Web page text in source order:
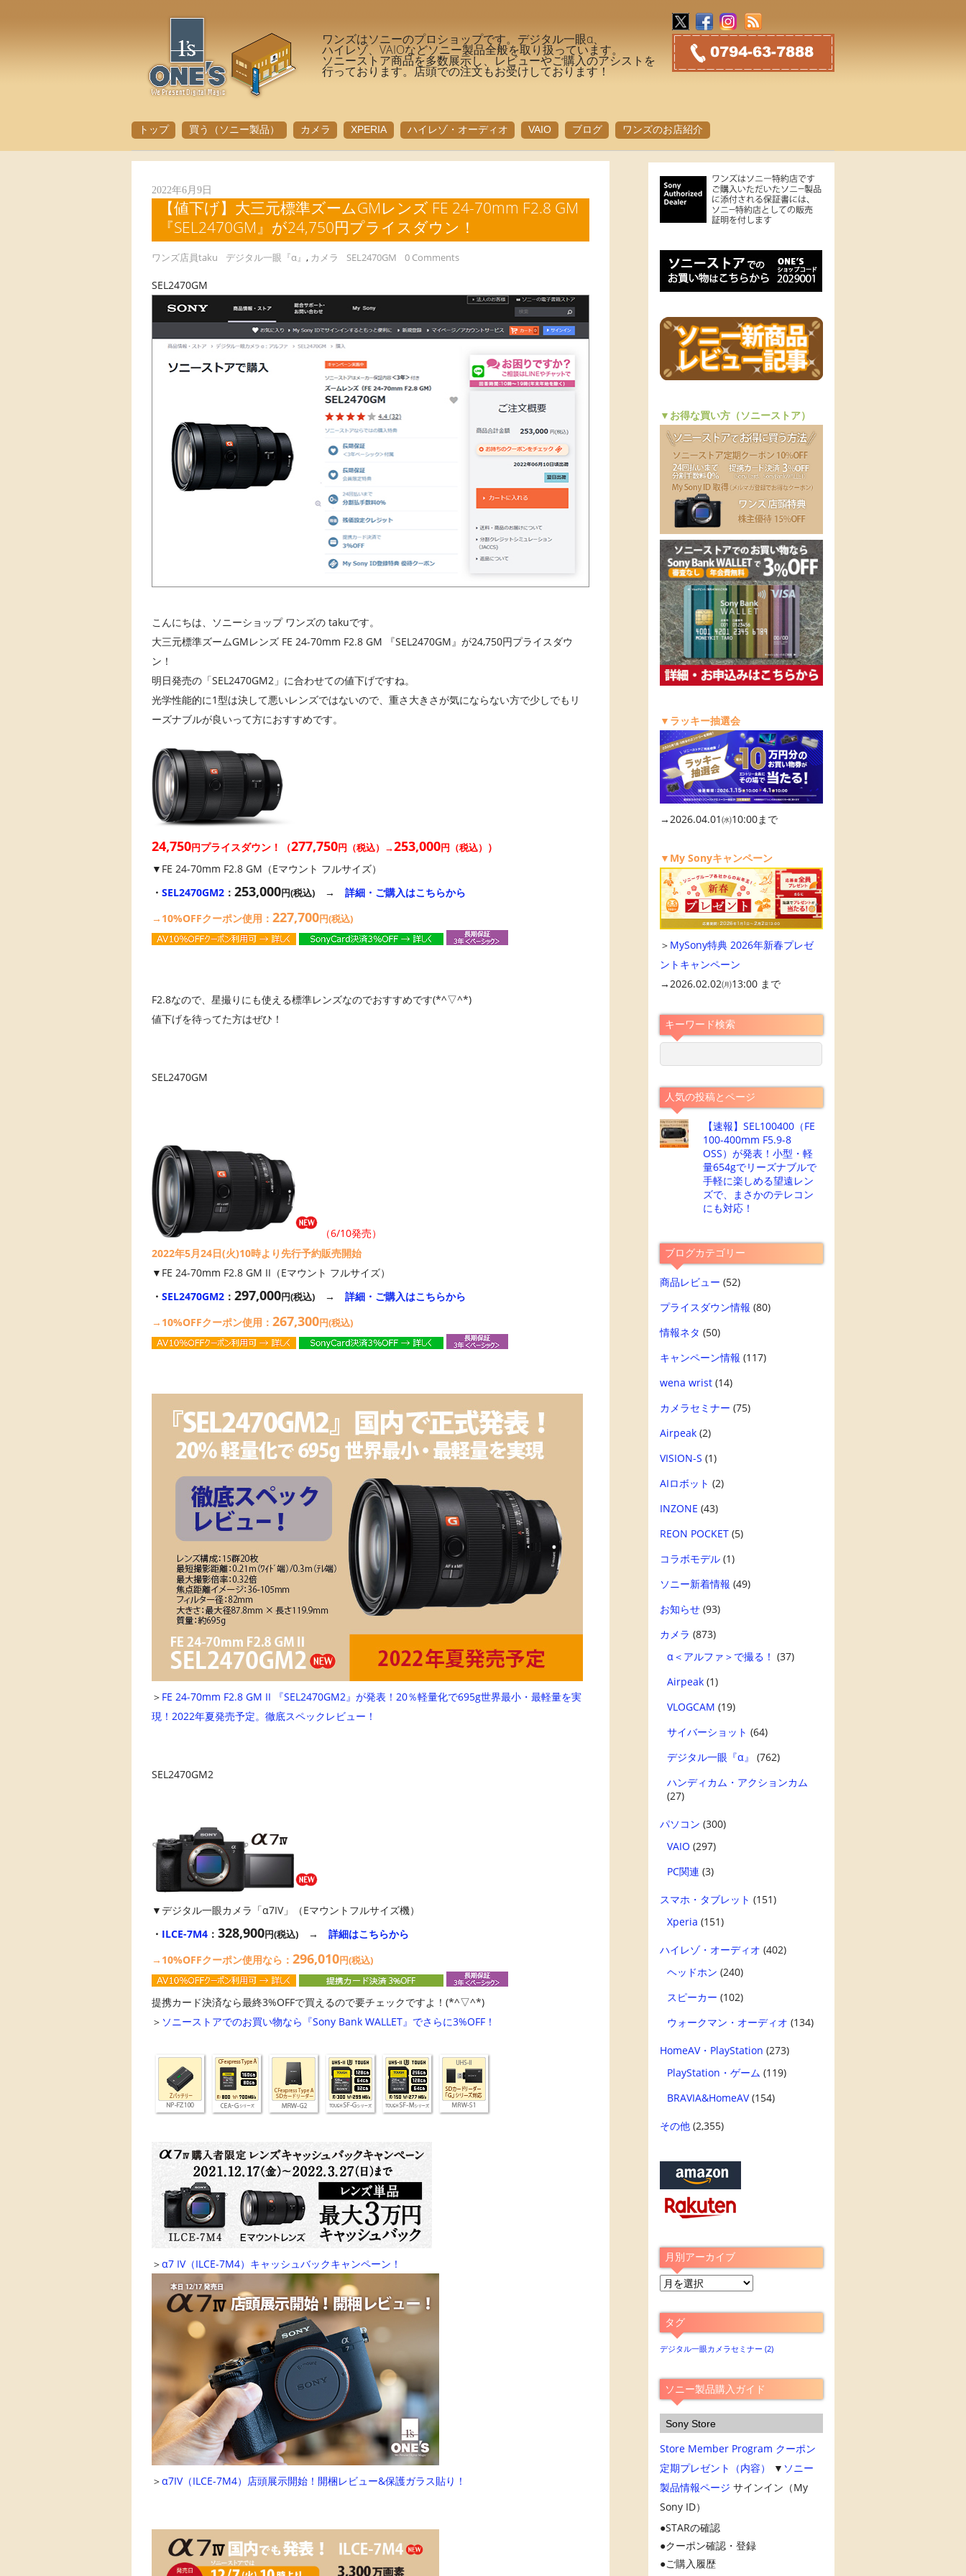
ワンズはソニーのプロショップです。デジタル一眼α、
ハイレゾ、VAIOなどソニー製品全般を取り扱っています。
ソニーストア商品を多数展示し、レビューやご購入のアシストを
行っております。店頭での注文もお受けしております！
トップ 買う（ソニー製品） カメラ XPERIA ハイレゾ・オーディオ VAIO ブログ ワンズのお店紹介
2022年6月9日
【値下げ】大三元標準ズームGMレンズ FE 24-70mm F2.8 GM
『SEL2470GM』が24,750円プライスダウン！
ワンズ店員taku デジタル一眼『α』 , カメラ SEL2470GM 0 Comments
SEL2470GM
こんにちは、ソニーショップ ワンズの takuです。
大三元標準ズームGMレンズ FE 24-70mm F2.8 GM 『SEL2470GM』が24,750円プライスダウ
ン！
明日発売の「SEL2470GM2」に合わせての値下げですね。
光学性能的に1型は決して悪いレンズではないので、重さ大きさが気にならない方で少しでもリ
ーズナブルが良いって方におすすめです。
24,750円プライスダウン！（277,750円（税込）→253,000円（税込） ）
▼FE 24-70mm F2.8 GM（Eマウント フルサイズ）
・ SEL2470GM2： 253,000円(税込)→ 詳細・ご購入はこちらから
→10%OFFクーポン使用： 227,700円(税込)
F2.8なので、星撮りにも使える標準レンズなのでおすすめです(*^▽^*)
値下げを待ってた方はぜひ！
SEL2470GM
（6/10発売）
2022年5月24日(火)10時より先行予約販売開始
▼FE 24-70mm F2.8 GM II（Eマウント フルサイズ）
・ SEL2470GM2： 297,000円(税込)→ 詳細・ご購入はこちらから
→10%OFFクーポン使用： 267,300円(税込)
＞ FE 24-70mm F2.8 GM II 『SEL2470GM2』が発表！20％軽量化で695g世界最小・最軽量を実
現！2022年夏発売予定。徹底スペックレビュー！
SEL2470GM2
▼デジタル一眼カメラ「α7IV」（Eマウントフルサイズ機）
・ ILCE-7M4： 328,900円(税込)→ 詳細はこちらから
→10%OFFクーポン使用なら： 296,010円(税込)
提携カード決済なら最終3%OFFで買えるので要チェックですよ！(*^▽^*)
＞ ソニーストアでのお買い物なら『Sony Bank WALLET』でさらに3%OFF！
＞α7 IV（ILCE-7M4）キャッシュバックキャンペーン！
＞α7IV（ILCE-7M4）店頭展示開始！開梱レビュー&保護ガラス貼り！
▼お得な買い方（ソニーストア）
▼ラッキー抽選会
→2026.04.01㈬10:00まで
▼My Sonyキャンペーン
＞ MySony特典 2026年新春プレゼ
ントキャンペーン
→2026.02.02㈪13:00 まで
キーワード検索
人気の投稿とページ
【速報】SEL100400（FE
100-400mm F5.9-8
OSS）が発表！小型・軽
量654gでリーズナブルで
手軽に楽しめる望遠レン
ズで、まさかのテレコン
にも対応！
ブログカテゴリー
商品レビュー (52)
プライスダウン情報 (80)
情報ネタ (50)
キャンペーン情報 (117)
wena wrist(14)
カメラセミナー (75)
Airpeak(2)
VISION-S (1)
AIロボット (2)
INZONE (43)
REON POCKET(5)
コラボモデル(1)
ソニー新着情報 (49)
お知らせ(93)
カメラ (873)
α＜アルファ＞で撮る！ (37)
Airpeak(1)
VLOGCAM (19)
サイバーショット (64)
デジタル一眼『α』
(762)
ハンディカム・アクションカム
(27)
パソコン (300)
VAIO (297)
PC関連 (3)
スマホ・タブレット (151)
Xperia (151)
ハイレゾ・オーディオ (402)
ヘッドホン (240)
スピーカー (102)
ウォークマン・オーディオ (134)
HomeAV・PlayStation (273)
PlayStation・ゲーム (119)
BRAVIA&HomeAV(154)
その他(2,355)
月別アーカイブ
月
ア
ー
カ
ブ
タグ
デジタル一眼カメラセミナー (2)
ソニー製品購入ガイド
Sony Store
Store Member Program クーポン
定期プレゼント（内容）
▼ ソニー
製品情報ページ サインイン（My
Sony ID）
STARの確認
クーポン確認・登録
ご購入履歴